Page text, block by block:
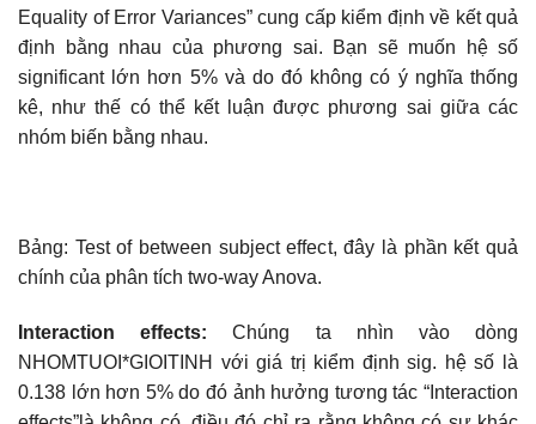
Equality of Error Variances” cung cấp kiểm định về kết quả
định bằng nhau của phương sai. Bạn sẽ muốn hệ số
significant lớn hơn 5% và do đó không có ý nghĩa thống
kê, như thế có thể kết luận được phương sai giữa các
nhóm biến bằng nhau.
Bảng: Test of between subject effect, đây là phần kết quả
chính của phân tích two-way Anova.
Interaction effects:Chúng ta nhìn vào dòng
NHOMTUOI*GIOITINH với giá trị kiểm định sig. hệ số là
0.138 lớn hơn 5% do đó ảnh hưởng tương tác “Interaction